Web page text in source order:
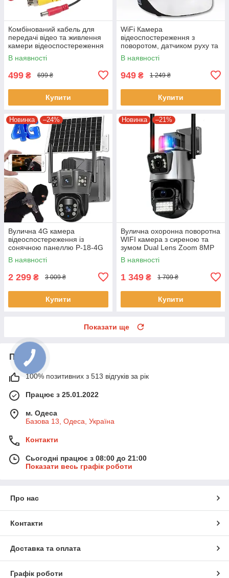
Комбінований кабель для
передачі відео та живлення
камери відеоспостереження
Green Vision GV-BNC+DC 50
м
В наявності
499 ₴ 699 ₴
Купити
WiFi Камера
відеоспостереження з
поворотом, датчиком руху та
режимом день/ніч IP-E101
В наявності
949 ₴ 1 249 ₴
Купити
Новинка –24%
Вулична 4G камера
відеоспостереження із
сонячною панеллю P-18-4G
V380 Портативна камера
відеоспостереження 6Мп
В наявності
2 299 ₴ 3 009 ₴
Купити
Новинка –21%
Вулична охоронна поворотна
WIFI камера з сиреною та
зумом Dual Lens Zoom 8MP
Камера з віддаленим
доступом
В наявності
1 349 ₴ 1 709 ₴
Купити
Показати ще
Про нас
100% позитивних з 513 відгуків за рік
Працює з 25.01.2022
м. Одеса
Базова 13, Одеса, Україна
Контакти
Сьогодні працює з 08:00 до 21:00
Показати весь графік роботи
Про нас
Контакти
Доставка та оплата
Графік роботи